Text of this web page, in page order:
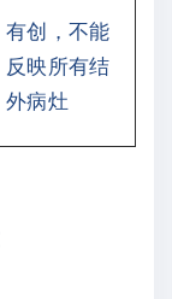
有创，不能
反映所有结
外病灶